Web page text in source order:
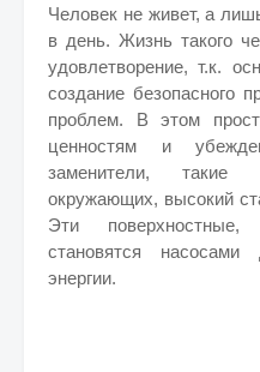
Человек не живет, а
в день. Жизнь такого
удовлетворение, т.к.
создание безопасного
проблем. В этом
ценностям и
заменители, такие
окружающих, высокий
Эти поверхностные,
становятся
энергии.